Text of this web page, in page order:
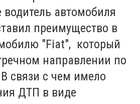
автомобиля
преимущество в
"Fiat", который
направлении по
связи с чем имело
ДТП в виде